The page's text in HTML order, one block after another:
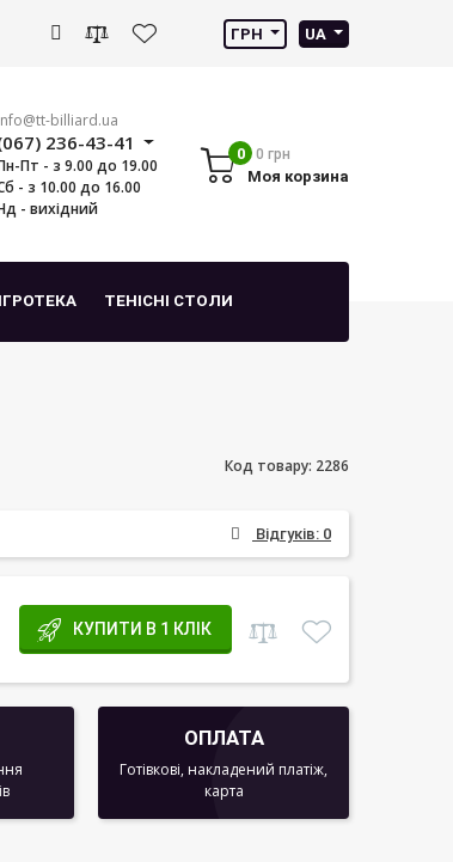
ГРН UA
billiard.ua
236-43-41
Пт - з 9.00 до 19.00
- з 10.00 до 16.00
- вихідний
0 0 грн
Моя корзина
ІГРОТЕКА ТЕНІСНІ СТОЛИ
Код товару: 2286
Відгуків: 0
КУПИТИ В 1 КЛІК
ОПЛАТА
Готівкові, накладений платіж,
карта